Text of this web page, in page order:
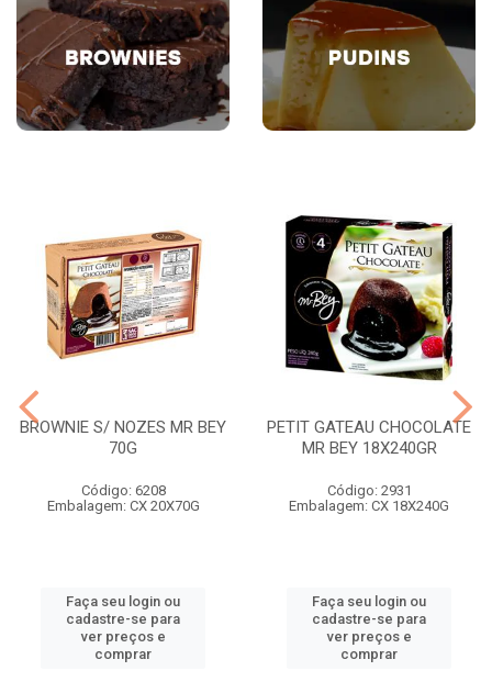
BROWNIE S/ NOZES MR BEY
70G
Código: 6208
Embalagem: CX 20X70G
Faça seu login ou
cadastre-se para
ver preços e
comprar
PETIT GATEAU CHOCOLATE
MR BEY 18X240GR
Código: 2931
Embalagem: CX 18X240G
Faça seu login ou
cadastre-se para
ver preços e
comprar